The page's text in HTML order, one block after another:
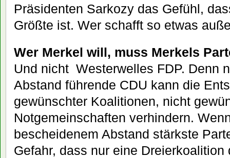
Präsidenten Sarkozy das Gefühl,
Größte ist. Wer schafft so etwas
Wer Merkel will, muss Merkels
Und nicht Westerwelles FDP. Denn
Abstand führende CDU kann die
gewünschter Koalitionen, nicht
Notgemeinschaften verhindern.
bescheidenem Abstand stärkste
Gefahr, dass nur eine